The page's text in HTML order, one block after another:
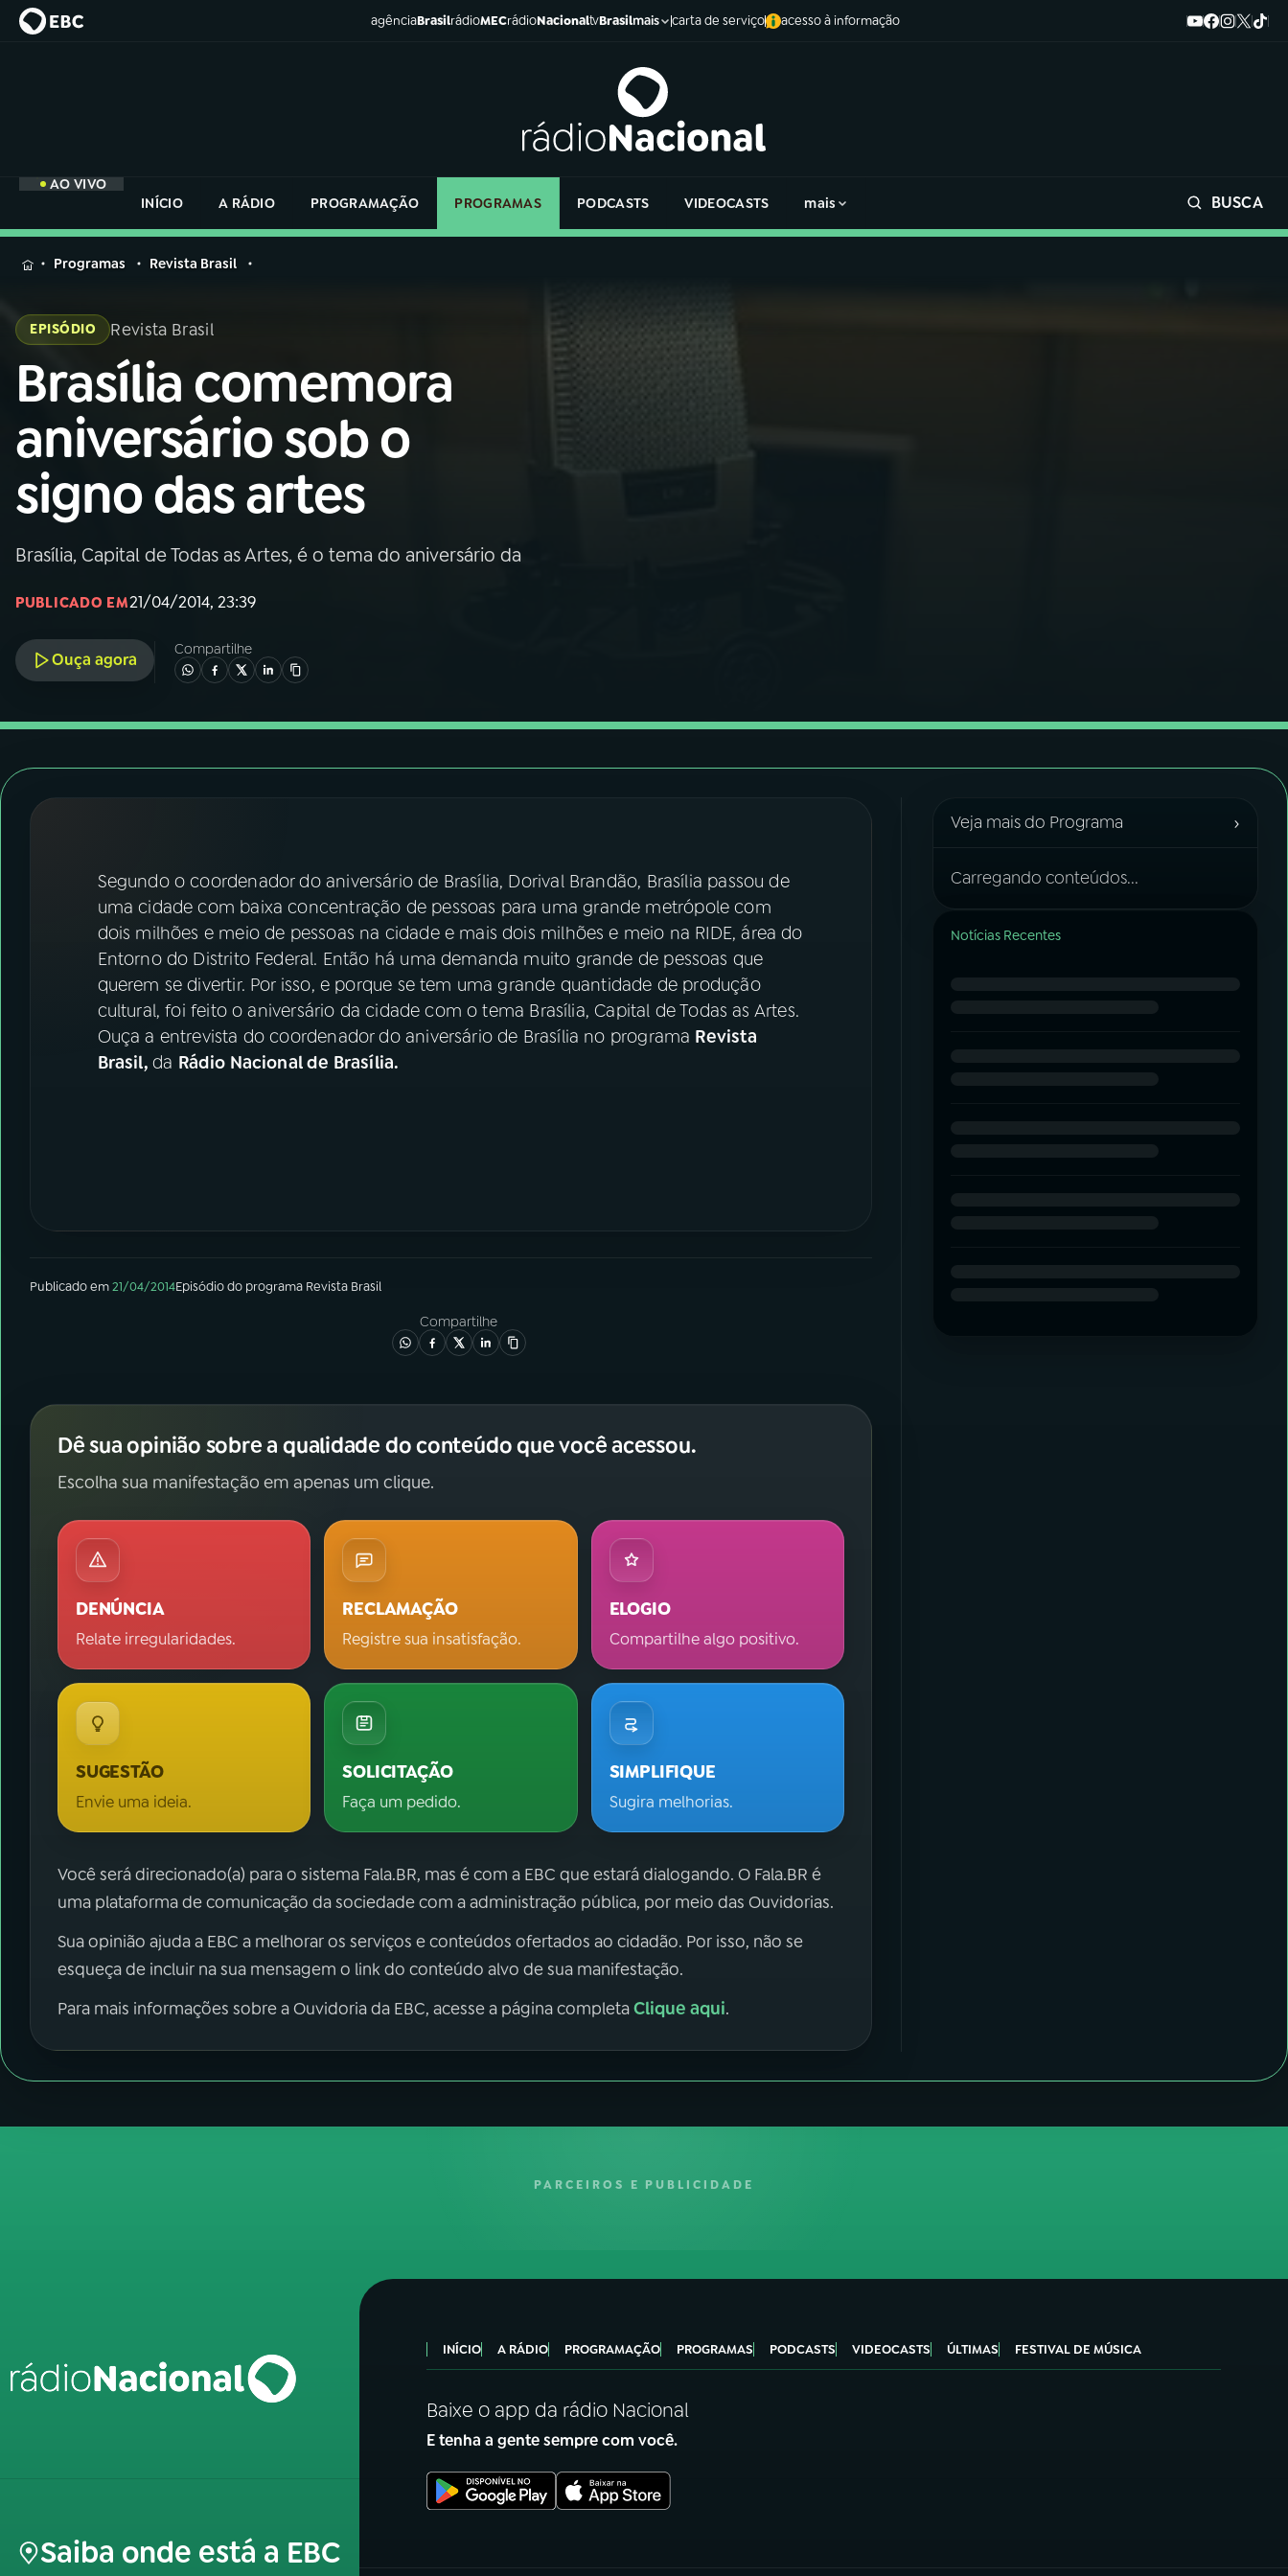
agênciaBrasilrádioMECrádioNacionaltvBrasilmais carta de serviço acesso à informação
AO VIVO
INÍCIO
A RÁDIO PROGRAMAÇÃO PROGRAMAS PODCASTS VIDEOCASTS mais BUSCA
MENU
Buscar
na
Rádio
Nacional
AO VIVO
01INÍCIO
02 A RÁDIO
03PROGRAMAÇÃO
PROGRAMAS
FESTIVAL DE MÚSICA
ACOMPANHE A RÁDIO NACIONAL
YouTube Facebook
na
Rádio
Programas Revista Brasil
EPISÓDIO Revista Brasil
Brasília comemora
aniversário sob o
signo das artes
Brasília, Capital de Todas as Artes, é o tema do aniversário da
PUBLICADO EM21/04/2014, 23:39
Ouça agora
Compartilhe
Segundo o coordenador do aniversário de Brasília, Dorival Brandão, Brasília passou de
uma cidade com baixa concentração de pessoas para uma grande metrópole com
dois milhões e meio de pessoas na cidade e mais dois milhões e meio na RIDE, área do
Entorno do Distrito Federal. Então há uma demanda muito grande de pessoas que
querem se divertir. Por isso, e porque se tem uma grande quantidade de produção
cultural, foi feito o aniversário da cidade com o tema Brasília, Capital de Todas as Artes.
Ouça a entrevista do coordenador do aniversário de Brasília no programa Revista
Brasil, da Rádio Nacional de Brasília.
Publicado em21/04/2014Episódiodo programa Revista Brasil
Compartilhe
Dê sua opinião sobre a qualidade do conteúdo que você acessou.
Escolha sua manifestação em apenas um clique.
DENÚNCIA
Relate irregularidades.
RECLAMAÇÃO
Registre sua insatisfação.
ELOGIO
Compartilhe algo positivo.
SUGESTÃO
Envie uma ideia.
SOLICITAÇÃO
Faça um pedido.
SIMPLIFIQUE
Sugira melhorias.
Você será direcionado(a) para o sistema Fala.BR, mas é com a EBC que estará dialogando. O Fala.BR é
uma plataforma de comunicação da sociedade com a administração pública, por meio das Ouvidorias.
Sua opinião ajuda a EBC a melhorar os serviços e conteúdos ofertados ao cidadão. Por isso, não se
esqueça de incluir na sua mensagem o link do conteúdo alvo de sua manifestação.
Para mais informações sobre a Ouvidoria da EBC, acesse a página completaClique aqui.
Veja mais do Programa ›
Carregando conteúdos...
Notícias Recentes
PARCEIROS E PUBLICIDADE
Saiba onde está a EBC
INÍCIO A RÁDIO PROGRAMAÇÃO PROGRAMAS PODCASTS VIDEOCASTS ÚLTIMAS FESTIVAL DE MÚSICA
Baixe o app da rádio Nacional
E tenha a gente sempre com você.